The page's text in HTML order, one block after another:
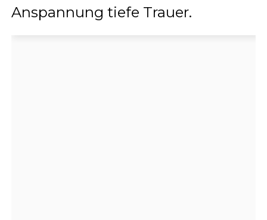
Anspannung tiefe Trauer.